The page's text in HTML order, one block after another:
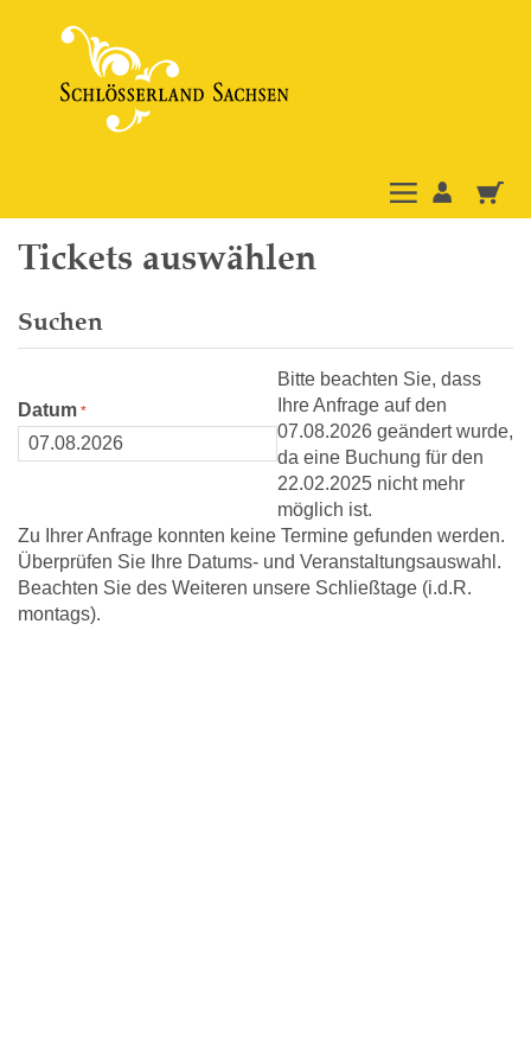
Tickets auswählen
Suchen
Datum
Bitte beachten Sie, dass
Ihre Anfrage auf den
07.08.2026 geändert wurde,
da eine Buchung für den
22.02.2025 nicht mehr
möglich ist.
Zu Ihrer Anfrage konnten keine Termine gefunden werden.
Überprüfen Sie Ihre Datums- und Veranstaltungsauswahl.
Beachten Sie des Weiteren unsere Schließtage (i.d.R.
montags).